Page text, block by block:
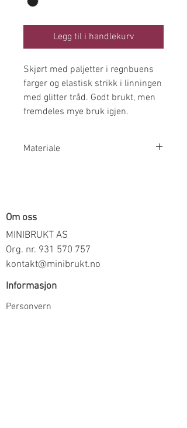
Legg til i handlekurv
Skjørt med paljetter i regnbuens
farger og elastisk strikk i linningen
med glitter tråd. Godt brukt, men
fremdeles mye bruk igjen.
Materiale
Om oss
MINIBRUKT AS
Org. nr. 931 570 757
kontakt@minibrukt.no
Informasjon
Personvern